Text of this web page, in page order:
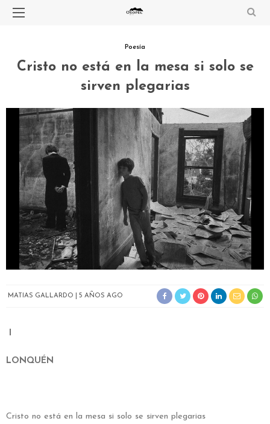
Poesía
Cristo no está en la mesa si solo se
sirven plegarias
MATIAS GALLARDO 5 AÑOS AGO
LONQUÉN
Cristo no está en la mesa si solo se sirven plegarias